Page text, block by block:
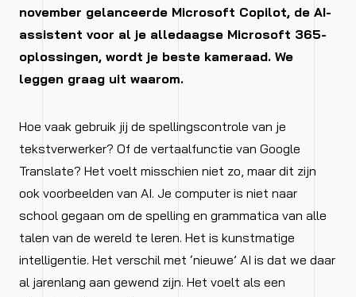
november gelanceerde Microsoft Copilot, de AI-
assistent voor al je alledaagse Microsoft 365-
oplossingen, wordt je beste kameraad. We
leggen graag uit waarom.
Hoe vaak gebruik jij de spellingscontrole van je
tekstverwerker? Of de vertaalfunctie van Google
Translate? Het voelt misschien niet zo, maar dit zijn
ook voorbeelden van AI. Je computer is niet naar
school gegaan om de spelling en grammatica van alle
talen van de wereld te leren. Het is kunstmatige
intelligentie. Het verschil met ‘nieuwe’ AI is dat we daar
al jarenlang aan gewend zijn. Het voelt als een